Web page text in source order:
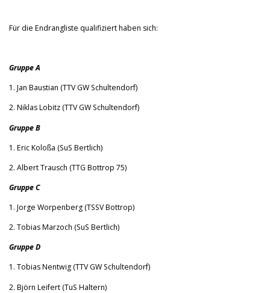
Für die Endrangliste qualifiziert haben sich:
Gruppe A
1. Jan Baustian (TTV GW Schultendorf)
2. Niklas Lobitz (TTV GW Schultendorf)
Gruppe B
1. Eric Koloßa (SuS Bertlich)
2. Albert Trausch (TTG Bottrop 75)
Gruppe C
1. Jorge Worpenberg (TSSV Bottrop)
2. Tobias Marzoch (SuS Bertlich)
Gruppe D
1. Tobias Nentwig (TTV GW Schultendorf)
2. Björn Leifert (TuS Haltern)